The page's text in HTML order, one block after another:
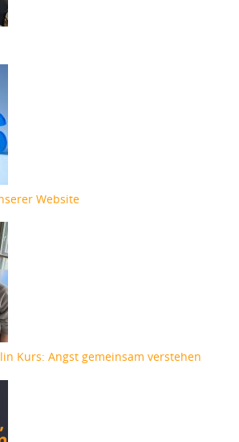
Website
Kurs: Angst gemeinsam verstehen